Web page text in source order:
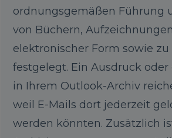
ordnungsgemäßen Führung
von Büchern,
elektronischer Form sowie
festgelegt. Ein Ausdruck
in Ihrem Outlook-Archiv
weil E-Mails dort jederzeit
werden könnten. Zusätzlich